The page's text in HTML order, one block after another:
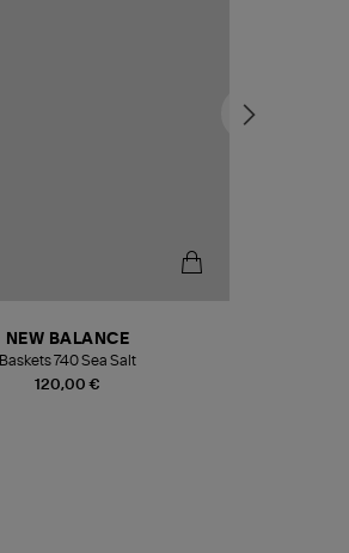
120,00 €
NEW BALANCE
Baskets 740 Sea Salt